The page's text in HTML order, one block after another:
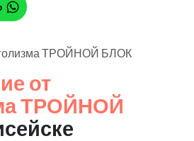
ТРОЙНОЙ БЛОК
от
ТРОЙНОЙ